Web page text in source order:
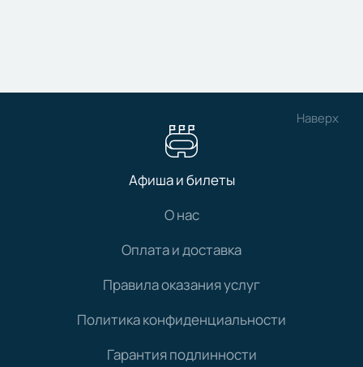
Наверх
Афиша и билеты
О нас
Оплата и доставка
Правила оказания услуг
Политика конфиденциальности
Гарантия подлинности